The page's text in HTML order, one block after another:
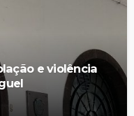
e violência